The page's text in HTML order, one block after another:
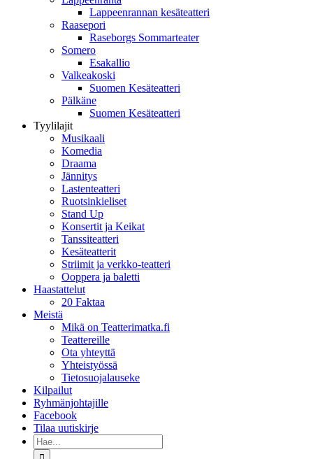
Lappeenrannan kesäteatteri
Raasepori
Raseborgs Sommarteater
Somero
Esakallio
Valkeakoski
Suomen Kesäteatteri
Pälkäne
Suomen Kesäteatteri
Tyylilajit
Musikaali
Komedia
Draama
Jännitys
Lastenteatteri
Ruotsinkieliset
Stand Up
Konsertit ja Keikat
Tanssiteatteri
Kesäteatterit
Striimit ja verkko-teatteri
Ooppera ja baletti
Haastattelut
20 Faktaa
Meistä
Mikä on Teatterimatka.fi
Teattereille
Ota yhteyttä
Yhteistyössä
Tietosuojalauseke
Kilpailut
Ryhmänjohtajille
Facebook
Tilaa uutiskirje
Etsi
...